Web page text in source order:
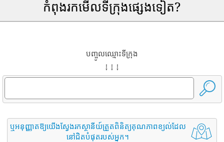
កំពុងរកមើលទីក្រុងផ្សេងទៀត?
បញ្ចូលឈ្មោះទីក្រុង
↓ ↓ ↓
ឬអនុញ្ញាតឱ្យយើងស្វែងរកស្ថានីយ៍ត្រួតពិនិត្យគុណភាពខ្យល់ដែល
នៅជិតបំផុតរបស់អ្នក។